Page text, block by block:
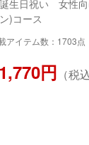
生日祝い 女性
)コース
アイテム数：1703点
円 （税